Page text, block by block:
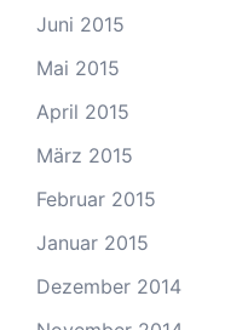
Juni 2015
Mai 2015
April 2015
März 2015
Februar 2015
Januar 2015
Dezember 2014